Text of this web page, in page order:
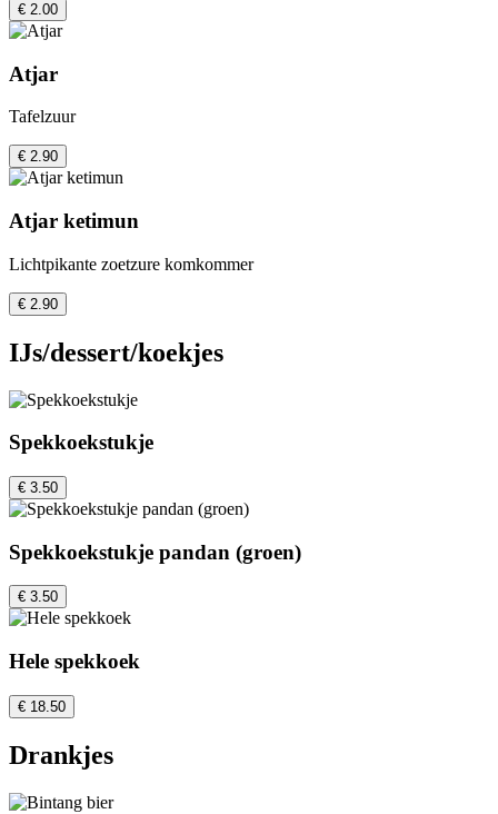
€ 2.00
Atjar
Tafelzuur
€ 2.90
Atjar ketimun
Lichtpikante zoetzure komkommer
€ 2.90
IJs/dessert/koekjes
Spekkoekstukje
€ 3.50
Spekkoekstukje pandan (groen)
€ 3.50
Hele spekkoek
€ 18.50
Drankjes